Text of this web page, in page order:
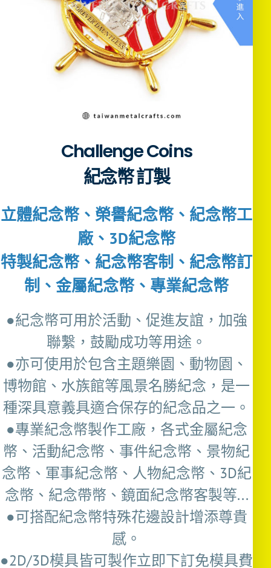
Challenge Coins
紀念幣 訂製
立體紀念幣、榮譽紀念幣、紀念幣工
廠、3D紀念幣
特製紀念幣、紀念幣客制、紀念幣訂
制、金屬紀念幣、專業紀念幣
●紀念幣可用於活動、促進友誼，加強
聯繫，鼓勵成功等用途。
●亦可使用於包含主題樂園、動物園、
博物館、水族館等風景名勝紀念，是一
種深具意義具適合保存的紀念品之一。
●專業紀念幣製作工廠，各式金屬紀念
幣、活動紀念幣、事件紀念幣、景物紀
念幣、軍事紀念幣、人物紀念幣、3D紀
念幣、紀念帶幣、鏡面紀念幣客製等...
●可搭配紀念幣特殊花邊設計增添尊貴
感。
●2D/3D模具皆可製作立即下訂免模具費